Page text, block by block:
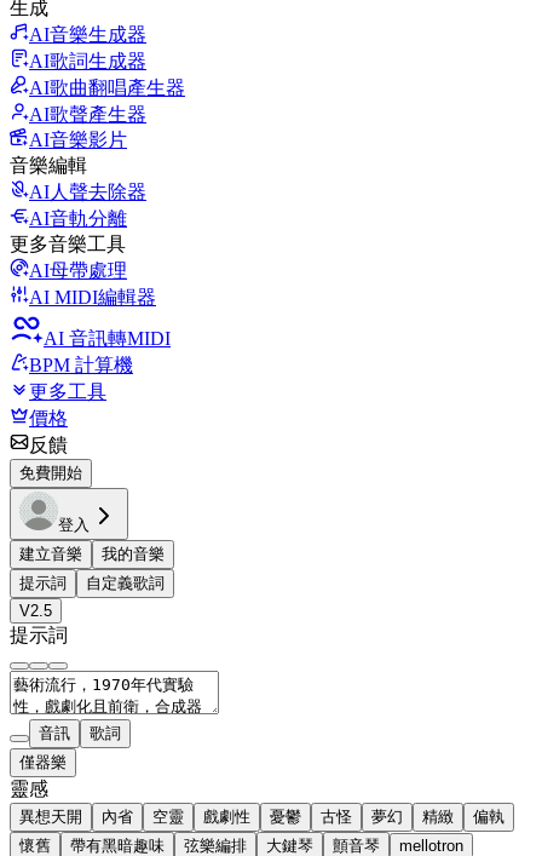
生成
AI音樂生成器
AI歌詞生成器
AI歌曲翻唱產生器
AI歌聲產生器
AI音樂影片
音樂編輯
AI人聲去除器
AI音軌分離
更多音樂工具
AI母帶處理
AI MIDI編輯器
AI 音訊轉MIDI
BPM 計算機
更多工具
價格
反饋
免費開始
登入
建立音樂
我的音樂
提示詞
自定義歌詞
V2.5
提示詞
音訊
歌詞
僅器樂
靈感
異想天開 內省 空靈 戲劇性 憂鬱 古怪 夢幻 精緻
偏執
懷舊
帶有黑暗趣味 弦樂編排 大鍵琴 顫音琴
mellotron